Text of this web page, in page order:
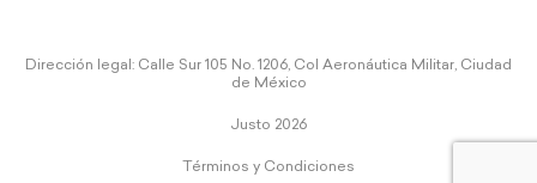
Dirección legal: Calle Sur 105 No. 1206, Col Aeronáutica Militar, Ciudad
de México
Justo 2026
Términos y Condiciones